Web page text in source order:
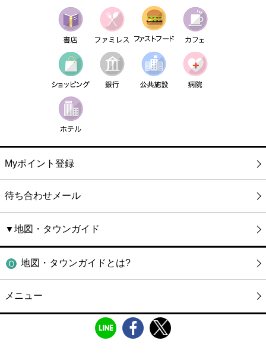
Myポイント登録
待ち合わせメール
▼地図・タウンガイド
地図・タウンガイドとは?
メニュー